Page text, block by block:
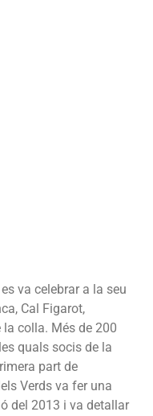
va celebrar a la seu
Cal Figarot,
la colla. Més de 200
quals socis de la
part de
Verds va fer una
del 2013 i va detallar